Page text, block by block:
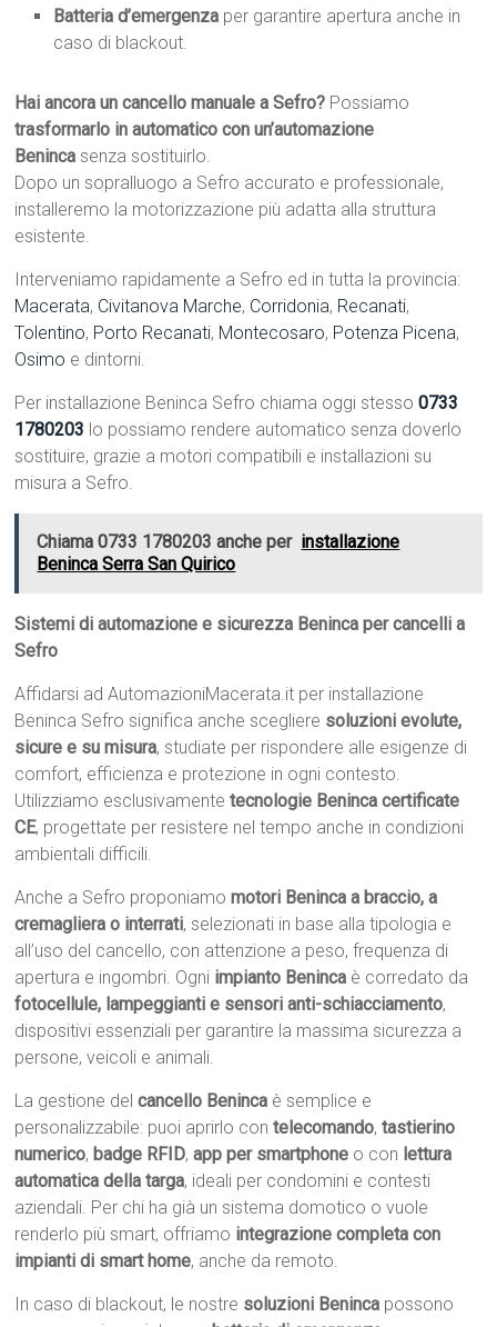
Batteria d’emergenza per garantire apertura anche in
caso di blackout.
Hai ancora un cancello manuale a Sefro? Possiamo
trasformarlo in automatico con un’automazione
Beninca senza sostituirlo.
Dopo un sopralluogo a Sefro accurato e professionale,
installeremo la motorizzazione più adatta alla struttura
esistente.
Interveniamo rapidamente a Sefro ed in tutta la provincia:
Macerata, Civitanova Marche, Corridonia, Recanati,
Tolentino, Porto Recanati, Montecosaro, Potenza Picena,
Osimo e dintorni.
Per installazione Beninca Sefro chiama oggi stesso0733
1780203 lo possiamo rendere automatico senza doverlo
sostituire, grazie a motori compatibili e installazioni su
misura a Sefro.
Chiama 0733 1780203 anche per installazione
Beninca Serra San Quirico
Sistemi di automazione e sicurezza Beninca per cancelli a
Sefro
Affidarsi ad AutomazioniMacerata.it per installazione
Beninca Sefro significa anche scegliere soluzioni evolute,
sicure e su misura, studiate per rispondere alle esigenze di
comfort, efficienza e protezione in ogni contesto.
Utilizziamo esclusivamentetecnologie Beninca certificate
CE, progettate per resistere nel tempo anche in condizioni
ambientali difficili.
Anche a Sefro proponiamomotori Beninca a braccio, a
cremagliera o interrati, selezionati in base alla tipologia e
all’uso del cancello, con attenzione a peso, frequenza di
apertura e ingombri. Ogni impianto Beninca è corredato da
fotocellule, lampeggianti e sensori anti-schiacciamento,
dispositivi essenziali per garantire la massima sicurezza a
persone, veicoli e animali.
La gestione delcancello Beninca è semplice e
personalizzabile: puoi aprirlo contelecomando,tastierino
numerico, badge RFID,app per smartphone o con lettura
automatica della targa, ideali per condomini e contesti
aziendali. Per chi ha già un sistema domotico o vuole
renderlo più smart, offriamo integrazione completa con
impianti di smart home, anche da remoto.
In caso di blackout, le nostre soluzioni Beninca possono